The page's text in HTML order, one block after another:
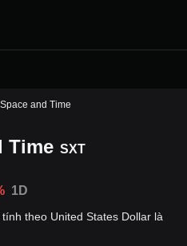
and Time
Time SXT
1D
theo United States Dollar là